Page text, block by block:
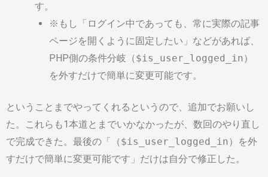
す。
※もし「ログイン中であっても、常に実際の記事
ページを開くように固定したい」などがあれば、
PHP側の条件分岐（$is_user_logged_in）
を外すだけで簡単に変更可能です。
ということまでやってくれるというので、追加でお願いし
た。これらも1本道とまでいかなかったが、数回のやり直し
で完成できた。最後の「
（$is_user_logged_in）を外
すだけで簡単に変更可能です 」だけは自分で修正した。